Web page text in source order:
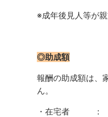
※成年後見人等が
◎助成額
報酬の助成額は、
ん。
・在宅者 ：